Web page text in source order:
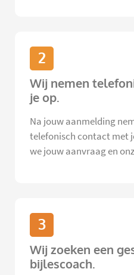
2
Wij nemen
je op.
Na jouw aanmelding
telefonisch contact met
we jouw aanvraag en
3
Wij zoeken een
bijlescoach.